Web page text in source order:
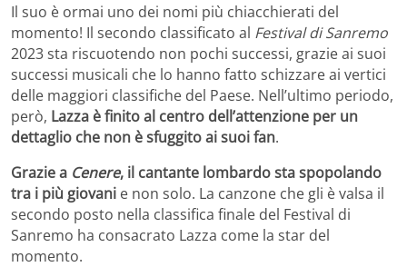
Il suo è ormai uno dei nomi più chiacchierati del
momento! Il secondo classificato al Festival di Sanremo
2023 sta riscuotendo non pochi successi, grazie ai suoi
successi musicali che lo hanno fatto schizzare ai vertici
delle maggiori classifiche del Paese. Nell’ultimo periodo,
però, Lazza è finito al centro dell’attenzione per un
dettaglio che non è sfuggito ai suoi fan.
Grazie a Cenere, il cantante lombardo sta spopolando
tra i più giovani e non solo. La canzone che gli è valsa il
secondo posto nella classifica finale del Festival di
Sanremo ha consacrato Lazza come la star del
momento.